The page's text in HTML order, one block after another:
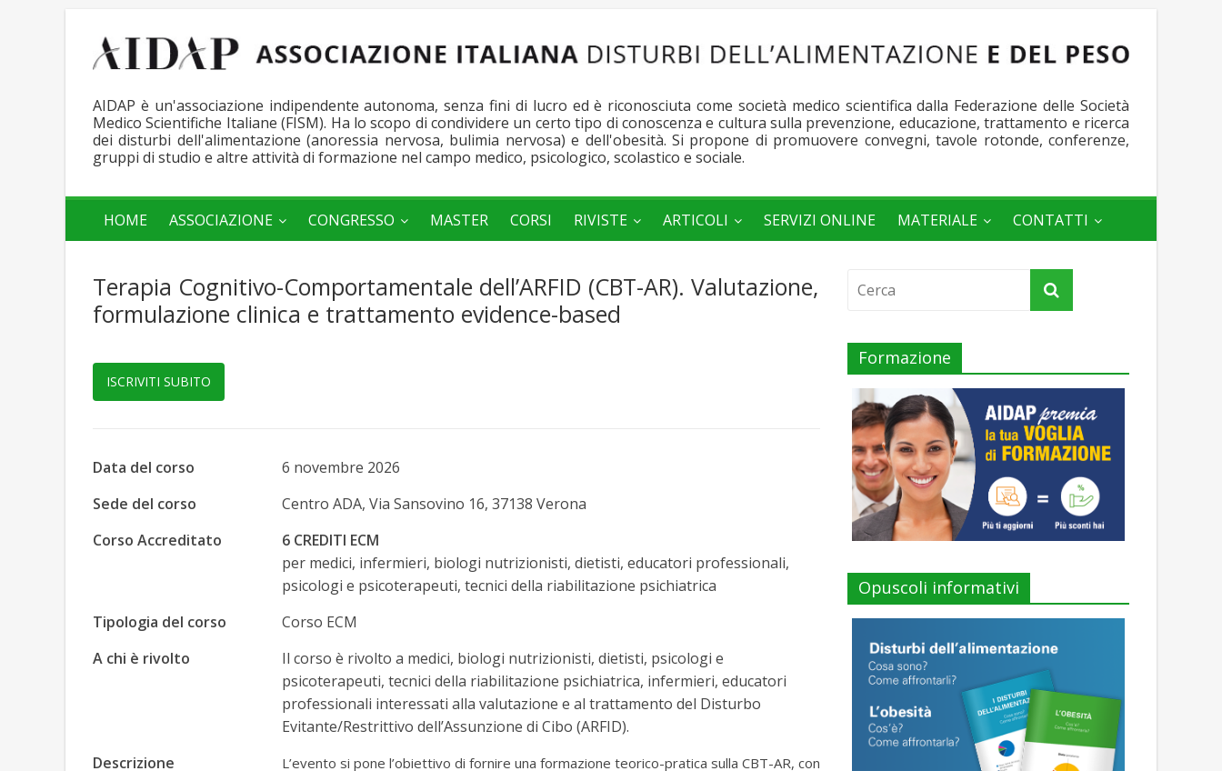
AIDAP è un'associazione indipendente autonoma, senza fini di lucro ed è riconosciuta come società medico scientifica dalla Federazione delle Società
Medico Scientifiche Italiane (FISM). Ha lo scopo di condividere un certo tipo di conoscenza e cultura sulla prevenzione, educazione, trattamento e ricerca
dei disturbi dell'alimentazione (anoressia nervosa, bulimia nervosa) e dell'obesità. Si propone di promuovere convegni, tavole rotonde, conferenze,
gruppi di studio e altre attività di formazione nel campo medico, psicologico, scolastico e sociale.
AIDAP
Associazione
Disturbi
dell'Alimentazione
Peso
HOME ASSOCIAZIONE CONGRESSO MASTER CORSI RIVISTE ARTICOLI SERVIZI ONLINE MATERIALE CONTATTI
Terapia Cognitivo-Comportamentale dell’ARFID (CBT-AR). Valutazione,
formulazione clinica e trattamento evidence-based
ISCRIVITI SUBITO
Data del corso
6 novembre 2026
Sede del corso
Centro ADA, Via Sansovino 16, 37138 Verona
Corso Accreditato
6 CREDITI ECM
per medici, infermieri, biologi nutrizionisti, dietisti, educatori professionali,
psicologi e psicoterapeuti, tecnici della riabilitazione psichiatrica
Tipologia del corso
Corso ECM
A chi è rivolto
Il corso è rivolto a medici, biologi nutrizionisti, dietisti, psicologi e
psicoterapeuti, tecnici della riabilitazione psichiatrica, infermieri, educatori
professionali interessati alla valutazione e al trattamento del Disturbo
Evitante/Restrittivo dell’Assunzione di Cibo (ARFID).
Descrizione
L’evento si pone l’obiettivo di fornire una formazione teorico-pratica sulla CBT-AR, con
Formazione
Opuscoli informativi